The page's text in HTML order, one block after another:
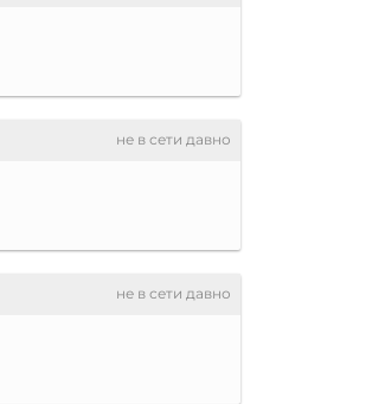
не в сети давно
не в сети давно